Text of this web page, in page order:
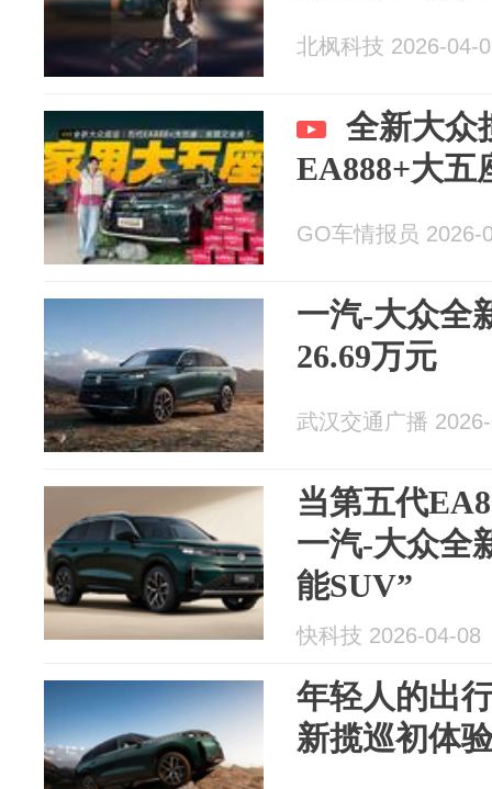
北枫科技 2026-04-
全新大众
EA888+大五
GO车情报员 2026-
一汽-大众全
26.69万元
武汉交通广播
当第五代
一汽-大众全
能SUV”
快科技 2026-04-08
年轻人的出
新揽巡初体